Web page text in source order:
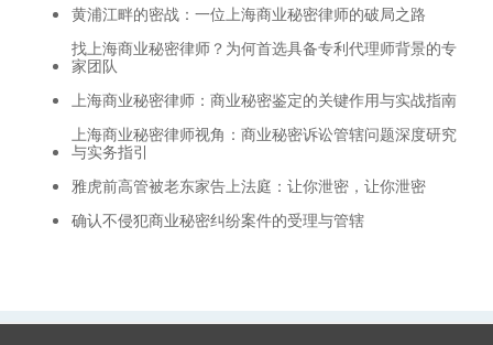
黄浦江畔的密战：一位上海商业秘密律师的破局之路
找上海商业秘密律师？为何首选具备专利代理师背景的专
家团队
上海商业秘密律师：商业秘密鉴定的关键作用与实战指南
上海商业秘密律师视角：商业秘密诉讼管辖问题深度研究
与实务指引
雅虎前高管被老东家告上法庭：让你泄密，让你泄密
确认不侵犯商业秘密纠纷案件的受理与管辖